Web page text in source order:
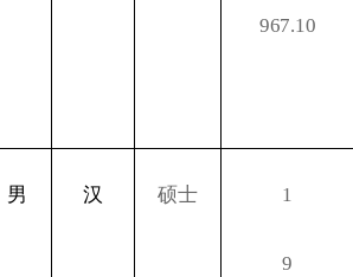
967.10
男 汉 硕士 1
9